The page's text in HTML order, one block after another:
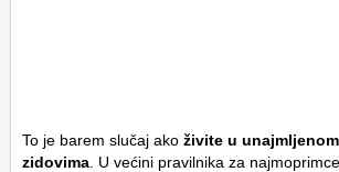
To je barem slučaj ako živite u
zidovima . U većini pravilnika za